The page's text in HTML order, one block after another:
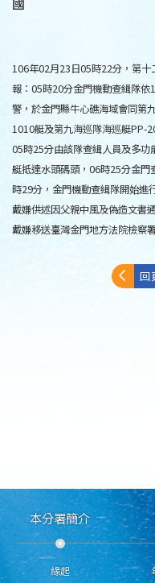
106年02月23日05時22分，第十
報：05時20分金門機動查緝隊
警，於金門縣牛心礁海域會同第
1010艇及第九海巡隊海巡艇PP-
05時25分由該隊查緝人員及多
艇抵達水頭碼頭，06時25分金
時29分，金門機動查緝隊開始進
戴嫌供述因父親中風及偽造文書
戴嫌移送臺灣金門地方法院檢察
回
本分署簡介
緣起